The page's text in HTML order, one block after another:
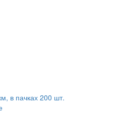
в пачках 200 шт.